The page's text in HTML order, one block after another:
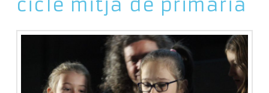
cicle mitjà de primària